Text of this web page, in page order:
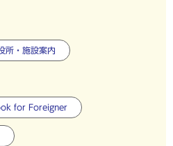
所・施設案内
for Foreigner